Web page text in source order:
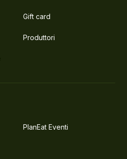
Gift card
Produttori
PlanEat Eventi